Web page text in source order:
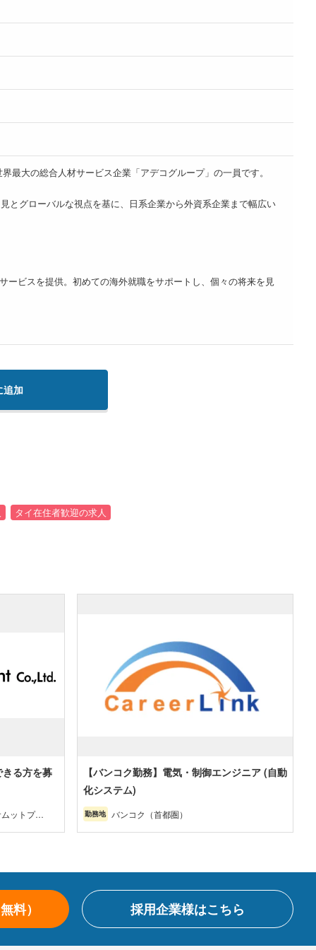
最大の総合人材サービス企業「アデコグループ」の一員です。
とグローバルな視点を基に、日系企業から外資系企業まで幅広い
ビスを提供。初めての海外就職をサポートし、個々の将来を見
追加
タイ在住者歓迎の求人
る方を募
ットプラ
【バンコク勤務】電気・制御エンジニア (自動
化システム)
勤務地 バンコク（首都圏）
料） 採用企業様はこちら